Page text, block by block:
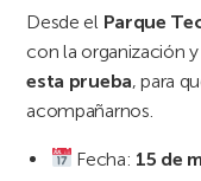
Desde el Parque
con la organización
esta prueba, para
acompañarnos.
Fecha: 15 de